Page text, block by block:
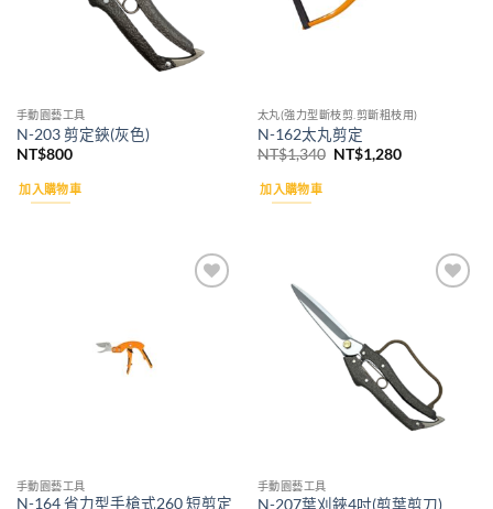
手動園藝工具
N-203 剪定鋏(灰色)
NT$800
加入購物車
太丸(強力型斷枝剪.剪斷粗枝用)
N-162太丸剪定
NT$1,340 原
NT$1,280目
加入購物車
手動園藝工具
N-164 省力型手槍式260 短剪定
手動園藝工具
N-207葉刈鋏4吋(剪葉剪刀)